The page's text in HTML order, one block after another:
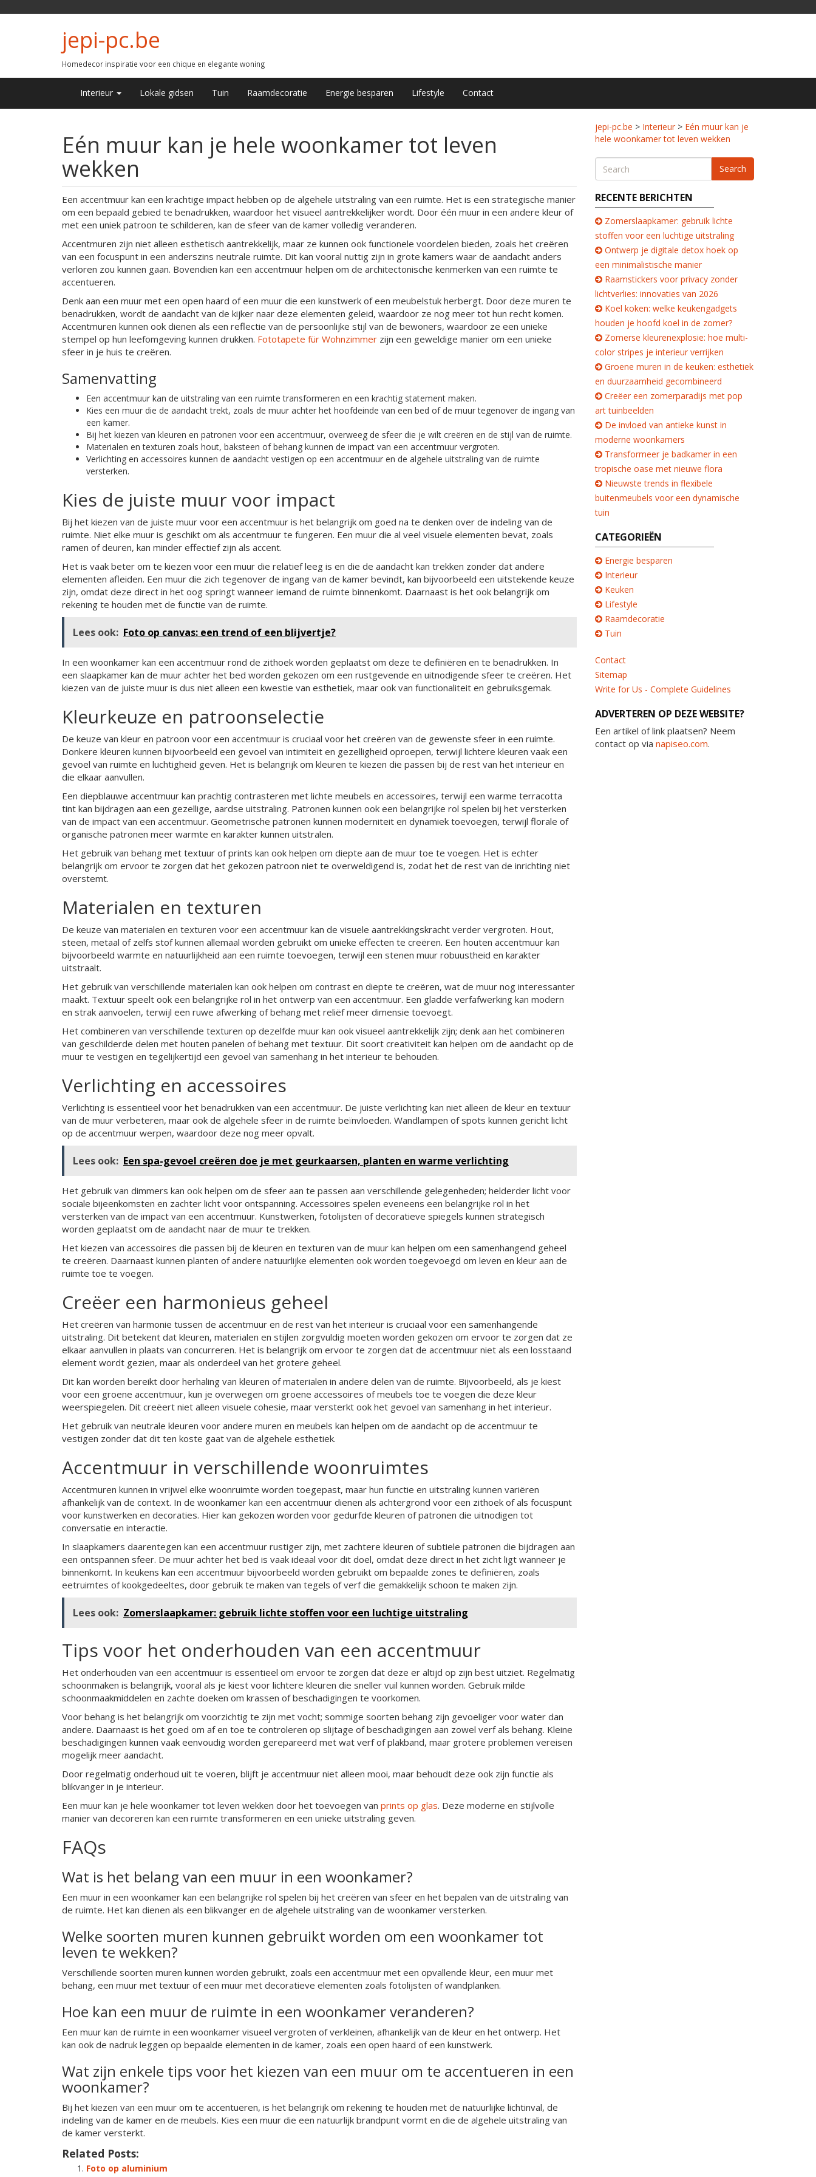
jepi-pc.be
Homedecor inspiratie voor een chique en elegante woning
Interieur Lokale gidsen Tuin Raamdecoratie Energie besparen Lifestyle Contact
Eén muur kan je hele woonkamer tot leven
wekken
Een accentmuur kan een krachtige impact hebben op de algehele uitstraling van een ruimte. Het is een strategische manier
om een bepaald gebied te benadrukken, waardoor het visueel aantrekkelijker wordt. Door één muur in een andere kleur of
met een uniek patroon te schilderen, kan de sfeer van de kamer volledig veranderen.
Accentmuren zijn niet alleen esthetisch aantrekkelijk, maar ze kunnen ook functionele voordelen bieden, zoals het creëren
van een focuspunt in een anderszins neutrale ruimte. Dit kan vooral nuttig zijn in grote kamers waar de aandacht anders
verloren zou kunnen gaan. Bovendien kan een accentmuur helpen om de architectonische kenmerken van een ruimte te
accentueren.
Denk aan een muur met een open haard of een muur die een kunstwerk of een meubelstuk herbergt. Door deze muren te
benadrukken, wordt de aandacht van de kijker naar deze elementen geleid, waardoor ze nog meer tot hun recht komen.
Accentmuren kunnen ook dienen als een reflectie van de persoonlijke stijl van de bewoners, waardoor ze een unieke
stempel op hun leefomgeving kunnen drukken. Fototapete für Wohnzimmer zijn een geweldige manier om een unieke
sfeer in je huis te creëren.
Samenvatting
Een accentmuur kan de uitstraling van een ruimte transformeren en een krachtig statement maken.
Kies een muur die de aandacht trekt, zoals de muur achter het hoofdeinde van een bed of de muur tegenover de ingang van
een kamer.
Bij het kiezen van kleuren en patronen voor een accentmuur, overweeg de sfeer die je wilt creëren en de stijl van de ruimte.
Materialen en texturen zoals hout, baksteen of behang kunnen de impact van een accentmuur vergroten.
Verlichting en accessoires kunnen de aandacht vestigen op een accentmuur en de algehele uitstraling van de ruimte
versterken.
Kies de juiste muur voor impact
Bij het kiezen van de juiste muur voor een accentmuur is het belangrijk om goed na te denken over de indeling van de
ruimte. Niet elke muur is geschikt om als accentmuur te fungeren. Een muur die al veel visuele elementen bevat, zoals
ramen of deuren, kan minder effectief zijn als accent.
Het is vaak beter om te kiezen voor een muur die relatief leeg is en die de aandacht kan trekken zonder dat andere
elementen afleiden. Een muur die zich tegenover de ingang van de kamer bevindt, kan bijvoorbeeld een uitstekende keuze
zijn, omdat deze direct in het oog springt wanneer iemand de ruimte binnenkomt. Daarnaast is het ook belangrijk om
rekening te houden met de functie van de ruimte.
Lees ook: Foto op canvas: een trend of een blijvertje?
In een woonkamer kan een accentmuur rond de zithoek worden geplaatst om deze te definiëren en te benadrukken. In
een slaapkamer kan de muur achter het bed worden gekozen om een rustgevende en uitnodigende sfeer te creëren. Het
kiezen van de juiste muur is dus niet alleen een kwestie van esthetiek, maar ook van functionaliteit en gebruiksgemak.
Kleurkeuze en patroonselectie
De keuze van kleur en patroon voor een accentmuur is cruciaal voor het creëren van de gewenste sfeer in een ruimte.
Donkere kleuren kunnen bijvoorbeeld een gevoel van intimiteit en gezelligheid oproepen, terwijl lichtere kleuren vaak een
gevoel van ruimte en luchtigheid geven. Het is belangrijk om kleuren te kiezen die passen bij de rest van het interieur en
die elkaar aanvullen.
Een diepblauwe accentmuur kan prachtig contrasteren met lichte meubels en accessoires, terwijl een warme terracotta
tint kan bijdragen aan een gezellige, aardse uitstraling. Patronen kunnen ook een belangrijke rol spelen bij het versterken
van de impact van een accentmuur. Geometrische patronen kunnen moderniteit en dynamiek toevoegen, terwijl florale of
organische patronen meer warmte en karakter kunnen uitstralen.
Het gebruik van behang met textuur of prints kan ook helpen om diepte aan de muur toe te voegen. Het is echter
belangrijk om ervoor te zorgen dat het gekozen patroon niet te overweldigend is, zodat het de rest van de inrichting niet
overstemt.
Materialen en texturen
De keuze van materialen en texturen voor een accentmuur kan de visuele aantrekkingskracht verder vergroten. Hout,
steen, metaal of zelfs stof kunnen allemaal worden gebruikt om unieke effecten te creëren. Een houten accentmuur kan
bijvoorbeeld warmte en natuurlijkheid aan een ruimte toevoegen, terwijl een stenen muur robuustheid en karakter
uitstraalt.
Het gebruik van verschillende materialen kan ook helpen om contrast en diepte te creëren, wat de muur nog interessanter
maakt. Textuur speelt ook een belangrijke rol in het ontwerp van een accentmuur. Een gladde verfafwerking kan modern
en strak aanvoelen, terwijl een ruwe afwerking of behang met reliëf meer dimensie toevoegt.
Het combineren van verschillende texturen op dezelfde muur kan ook visueel aantrekkelijk zijn; denk aan het combineren
van geschilderde delen met houten panelen of behang met textuur. Dit soort creativiteit kan helpen om de aandacht op de
muur te vestigen en tegelijkertijd een gevoel van samenhang in het interieur te behouden.
Verlichting en accessoires
Verlichting is essentieel voor het benadrukken van een accentmuur. De juiste verlichting kan niet alleen de kleur en textuur
van de muur verbeteren, maar ook de algehele sfeer in de ruimte beïnvloeden. Wandlampen of spots kunnen gericht licht
op de accentmuur werpen, waardoor deze nog meer opvalt.
Lees ook: Een spa-gevoel creëren doe je met geurkaarsen, planten en warme verlichting
Het gebruik van dimmers kan ook helpen om de sfeer aan te passen aan verschillende gelegenheden; helderder licht voor
sociale bijeenkomsten en zachter licht voor ontspanning. Accessoires spelen eveneens een belangrijke rol in het
versterken van de impact van een accentmuur. Kunstwerken, fotolijsten of decoratieve spiegels kunnen strategisch
worden geplaatst om de aandacht naar de muur te trekken.
Het kiezen van accessoires die passen bij de kleuren en texturen van de muur kan helpen om een samenhangend geheel
te creëren. Daarnaast kunnen planten of andere natuurlijke elementen ook worden toegevoegd om leven en kleur aan de
ruimte toe te voegen.
Creëer een harmonieus geheel
Het creëren van harmonie tussen de accentmuur en de rest van het interieur is cruciaal voor een samenhangende
uitstraling. Dit betekent dat kleuren, materialen en stijlen zorgvuldig moeten worden gekozen om ervoor te zorgen dat ze
elkaar aanvullen in plaats van concurreren. Het is belangrijk om ervoor te zorgen dat de accentmuur niet als een losstaand
element wordt gezien, maar als onderdeel van het grotere geheel.
Dit kan worden bereikt door herhaling van kleuren of materialen in andere delen van de ruimte. Bijvoorbeeld, als je kiest
voor een groene accentmuur, kun je overwegen om groene accessoires of meubels toe te voegen die deze kleur
weerspiegelen. Dit creëert niet alleen visuele cohesie, maar versterkt ook het gevoel van samenhang in het interieur.
Het gebruik van neutrale kleuren voor andere muren en meubels kan helpen om de aandacht op de accentmuur te
vestigen zonder dat dit ten koste gaat van de algehele esthetiek.
Accentmuur in verschillende woonruimtes
Accentmuren kunnen in vrijwel elke woonruimte worden toegepast, maar hun functie en uitstraling kunnen variëren
afhankelijk van de context. In de woonkamer kan een accentmuur dienen als achtergrond voor een zithoek of als focuspunt
voor kunstwerken en decoraties. Hier kan gekozen worden voor gedurfde kleuren of patronen die uitnodigen tot
conversatie en interactie.
In slaapkamers daarentegen kan een accentmuur rustiger zijn, met zachtere kleuren of subtiele patronen die bijdragen aan
een ontspannen sfeer. De muur achter het bed is vaak ideaal voor dit doel, omdat deze direct in het zicht ligt wanneer je
binnenkomt. In keukens kan een accentmuur bijvoorbeeld worden gebruikt om bepaalde zones te definiëren, zoals
eetruimtes of kookgedeeltes, door gebruik te maken van tegels of verf die gemakkelijk schoon te maken zijn.
Lees ook: Zomerslaapkamer: gebruik lichte stoffen voor een luchtige uitstraling
Tips voor het onderhouden van een accentmuur
Het onderhouden van een accentmuur is essentieel om ervoor te zorgen dat deze er altijd op zijn best uitziet. Regelmatig
schoonmaken is belangrijk, vooral als je kiest voor lichtere kleuren die sneller vuil kunnen worden. Gebruik milde
schoonmaakmiddelen en zachte doeken om krassen of beschadigingen te voorkomen.
Voor behang is het belangrijk om voorzichtig te zijn met vocht; sommige soorten behang zijn gevoeliger voor water dan
andere. Daarnaast is het goed om af en toe te controleren op slijtage of beschadigingen aan zowel verf als behang. Kleine
beschadigingen kunnen vaak eenvoudig worden gerepareerd met wat verf of plakband, maar grotere problemen vereisen
mogelijk meer aandacht.
Door regelmatig onderhoud uit te voeren, blijft je accentmuur niet alleen mooi, maar behoudt deze ook zijn functie als
blikvanger in je interieur.
Een muur kan je hele woonkamer tot leven wekken door het toevoegen van prints op glas. Deze moderne en stijlvolle
manier van decoreren kan een ruimte transformeren en een unieke uitstraling geven.
FAQs
Wat is het belang van een muur in een woonkamer?
Een muur in een woonkamer kan een belangrijke rol spelen bij het creëren van sfeer en het bepalen van de uitstraling van
de ruimte. Het kan dienen als een blikvanger en de algehele uitstraling van de woonkamer versterken.
Welke soorten muren kunnen gebruikt worden om een woonkamer tot
leven te wekken?
Verschillende soorten muren kunnen worden gebruikt, zoals een accentmuur met een opvallende kleur, een muur met
behang, een muur met textuur of een muur met decoratieve elementen zoals fotolijsten of wandplanken.
Hoe kan een muur de ruimte in een woonkamer veranderen?
Een muur kan de ruimte in een woonkamer visueel vergroten of verkleinen, afhankelijk van de kleur en het ontwerp. Het
kan ook de nadruk leggen op bepaalde elementen in de kamer, zoals een open haard of een kunstwerk.
Wat zijn enkele tips voor het kiezen van een muur om te accentueren in een
woonkamer?
Bij het kiezen van een muur om te accentueren, is het belangrijk om rekening te houden met de natuurlijke lichtinval, de
indeling van de kamer en de meubels. Kies een muur die een natuurlijk brandpunt vormt en die de algehele uitstraling van
de kamer versterkt.
Related Posts:
Foto op aluminium
jepi-pc.be > Interieur> Eén muur kan je
hele woonkamer tot leven wekken
Search
RECENTE BERICHTEN
Zomerslaapkamer: gebruik lichte
stoffen voor een luchtige uitstraling
Ontwerp je digitale detox hoek op
een minimalistische manier
Raamstickers voor privacy zonder
lichtverlies: innovaties van 2026
Koel koken: welke keukengadgets
houden je hoofd koel in de zomer?
Zomerse kleurenexplosie: hoe multi-
color stripes je interieur verrijken
Groene muren in de keuken: esthetiek
en duurzaamheid gecombineerd
Creëer een zomerparadijs met pop
art tuinbeelden
De invloed van antieke kunst in
moderne woonkamers
Transformeer je badkamer in een
tropische oase met nieuwe flora
Nieuwste trends in flexibele
buitenmeubels voor een dynamische
tuin
CATEGORIEËN
Energie besparen
Interieur
Keuken
Lifestyle
Raamdecoratie
Tuin
Contact
Sitemap
Write for Us - Complete Guidelines
ADVERTEREN OP DEZE WEBSITE?
Een artikel of link plaatsen? Neem
contact op via napiseo.com.